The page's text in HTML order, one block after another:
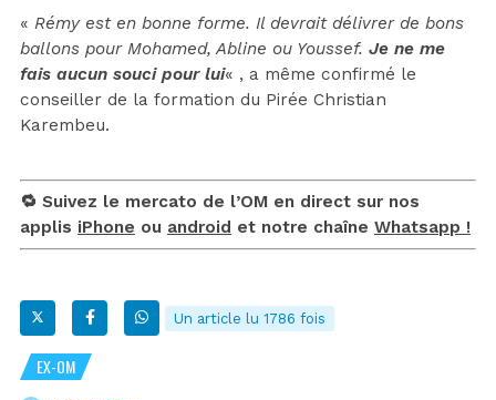
« Rémy est en bonne forme. Il devrait délivrer de bons
ballons pour Mohamed, Abline ou Youssef. Je ne me
fais aucun souci pour lui« , a même confirmé le
conseiller de la formation du Pirée Christian
Karembeu.
🔁 Suivez le mercato de l’OM en direct sur nos
applis iPhone ou android et notre chaîne Whatsapp !
Un article lu 1786 fois
EX-OM